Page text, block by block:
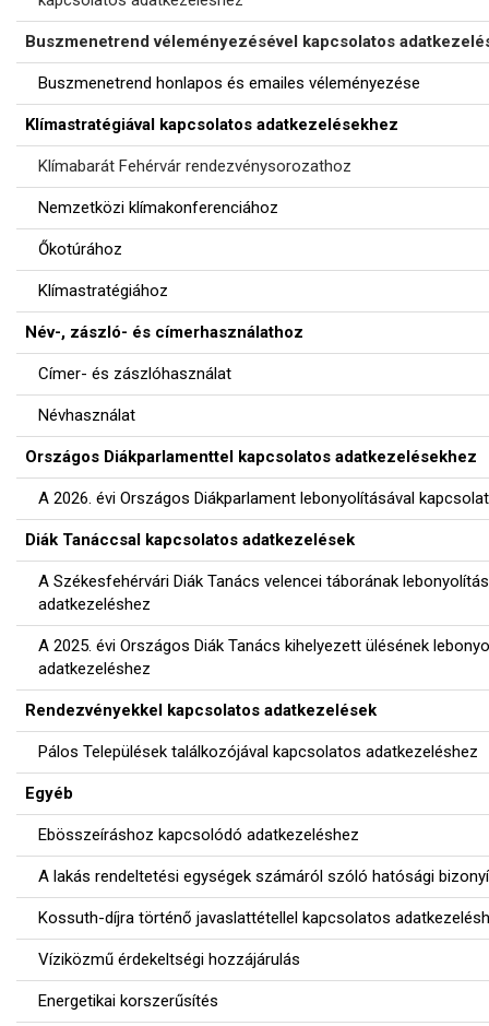
Buszmenetrend véleményezésével kapcsolatos
Buszmenetrend honlapos és emailes véleményezése
Klímastratégiával kapcsolatos adatkezelésekhez
Klímabarát Fehérvár rendezvénysorozathoz
Nemzetközi klímakonferenciához
Őkotúrához
Klímastratégiához
Név-, zászló- és címerhasználathoz
Címer- és zászlóhasználat
Névhasználat
Országos Diákparlamenttel kapcsolatos adatkezelésekhez
A 2026. évi Országos Diákparlament lebonyolításával
Diák Tanáccsal kapcsolatos adatkezelések
A Székesfehérvári Diák Tanács velencei táborának
adatkezeléshez
A 2025. évi Országos Diák Tanács kihelyezett ülésének
adatkezeléshez
Rendezvényekkel kapcsolatos adatkezelések
Pálos Települések találkozójával kapcsolatos adatkezeléshez
Egyéb
Ebösszeíráshoz kapcsolódó adatkezeléshez
A lakás rendeltetési egységek számáról szóló hatósági
Kossuth-díjra történő javaslattétellel kapcsolatos
Víziközmű érdekeltségi hozzájárulás
Energetikai korszerűsítés